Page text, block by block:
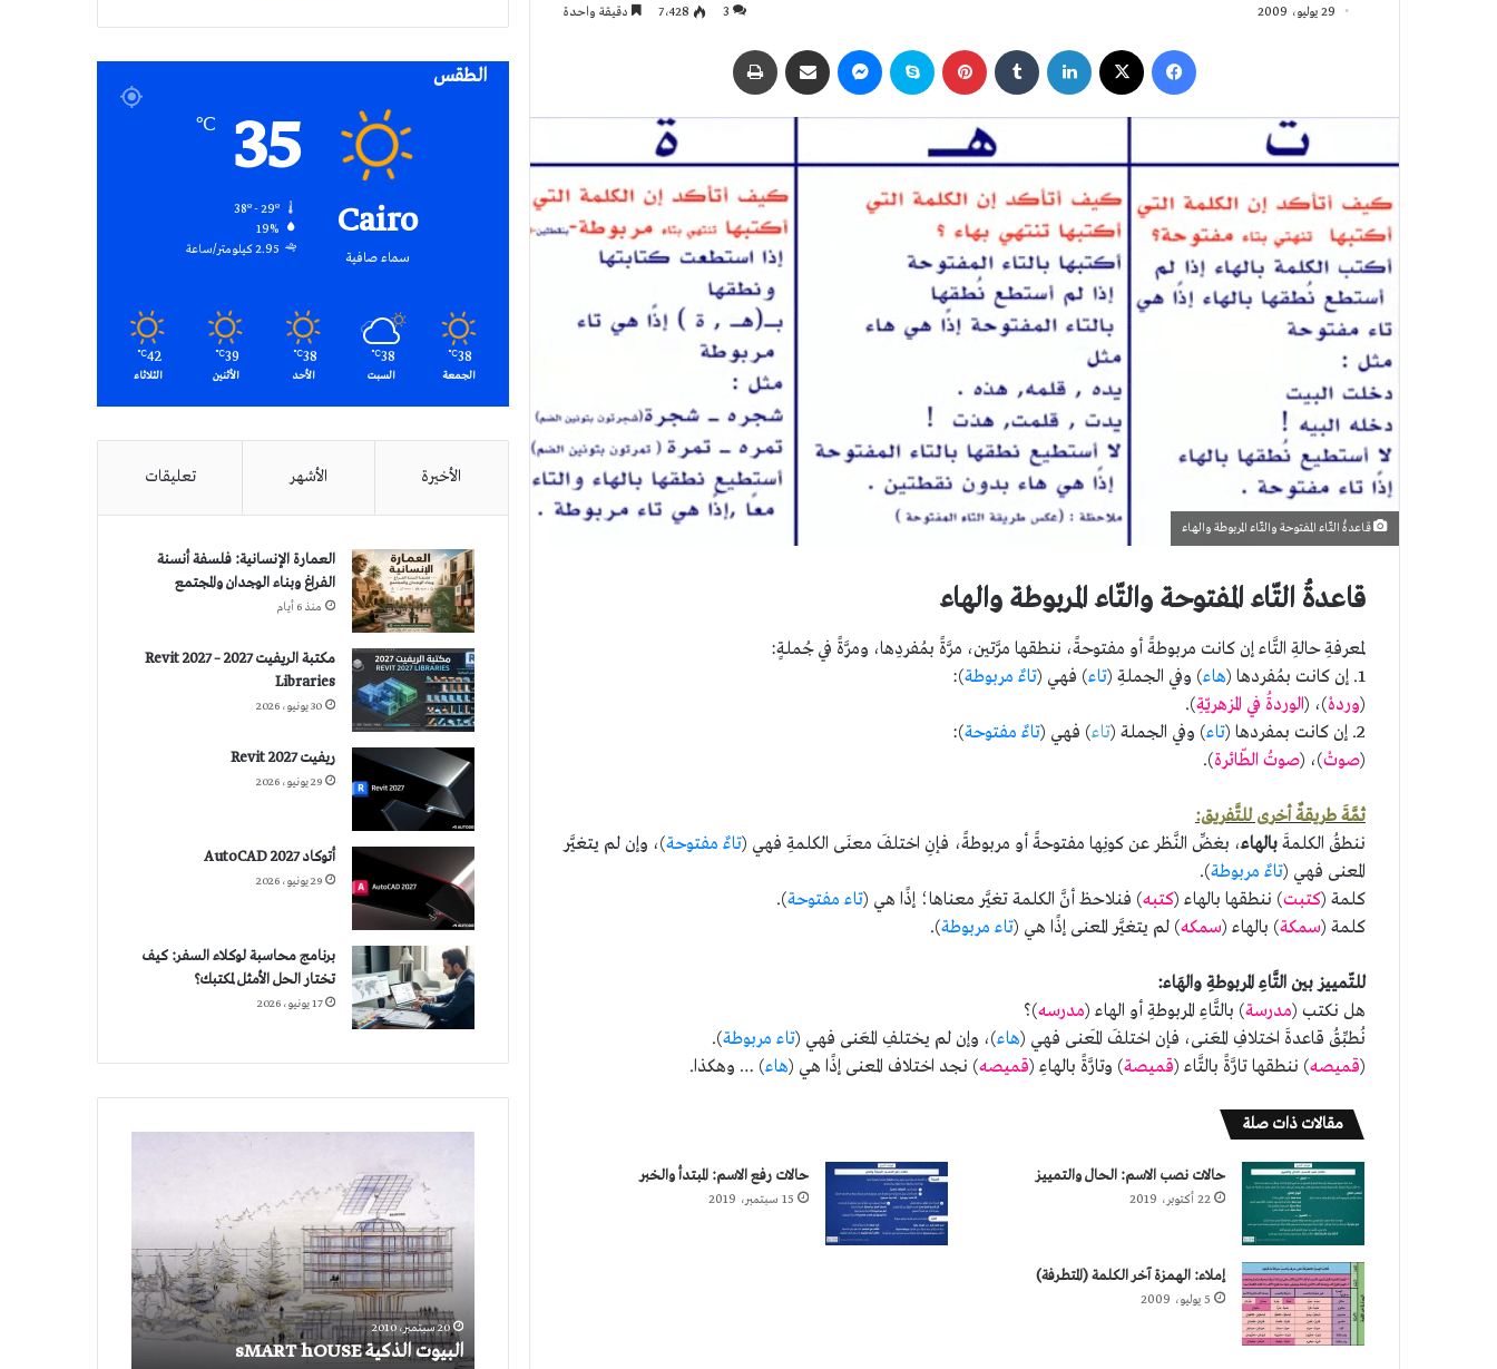
29 يوليو، 2009 3 7٬428 دقيقة واحدة
فيسبوك لينكدإن بينتيريست سكايب ماسنجر مشاركة عبر البريد
قاعدةُ التّاء المفتوحة والتّاء المربوطة والهاء
قاعدةُ التّاء المفتوحة والتّاء المربوطة والهاء
لمعرفةِ حالةِ التَّاء إن كانت مربوطةً أو مفتوحةً، ننطقها مرَّتين، مرَّةً بمُفردِها، ومرَّةً في جُملةٍ:
1. إن كانت بمُفردها (
هاء) وفي الجملةِ (تاء) فهي (تاءٌ مربوطة):
(وردهْ)، (الوردةُ في المزهريّةِ).
2. إن كانت بمفردها (
تاء) وفي الجملة (تاء) فهي (تاءٌ مفتوحة):
(صوتْ)، (صوتُ الطّائرة).
ثمَّةَ طريقةٌ أخرى للتَّفريق:
ننطقُ الكلمةَبالهاء، بغضِّ النَّظر عن كونِها مفتوحةً أو مربوطةً، فإنِ اختلفَ معنَى الكلمةِ فهي (تاءٌ مفتوحة)، وإن لم يتغيَّر
المعنى فهي (تاءٌ مربوطة).
كلمة (كتبت) ننطقها بالهاء (كتبه) فنلاحظ أنَّ الكلمة تغيَّر معناها؛ إذًا هي (تاء مفتوحة).
كلمة (سمكة) بالهاء (سمكه) لم يتغيَّر المعنى إذًا هي (تاء مربوطة).
للتّمييز بين التَّاءِ المربوطةِ والهَاء:
هل نكتب (مدرسة) بالتَّاءِ المربوطةِ أو الهاء (مدرسه)؟
نُطبِّقُ قاعدةَ اختلافِ المعَنى، فإن اختلفَ المَعنى فهي (هاء)، وإن لم يختلفِ المعَنى فهي (تاء مربوطة).
(قميصه) ننطقها تارَّةً بالتَّاء (قميصة) وتارَّةً بالهاءِ (قميصه) نجد اختلاف المعنى إذًا هي (هاء) … وهكذا.
مقالات ذات صلة
حالات نصب الاسم: الحال والتمييز
22 أكتوبر، 2019
حالات رفع الاسم: المبتدأ والخبر
15 سبتمبر، 2019
إملاء: الهمزة آخر الكلمة (المتطرفة)
5 يوليو، 2009
الطقس
Cairo
سماء صافية
35
℃
19%
2.95 كيلومتر/ساعة
38
℃
الجمعة
38
℃
السبت
38
℃
الأحد
39
℃
الأثنين
42
℃
الثلاثاء
الأخيرة الأشهر تعليقات
العمارة الإنسانية: فلسفة أنسنة
الفراغ وبناء الوجدان والمجتمع
منذ 6 أيام
مكتبة الريفيت 2027 – Revit 2027
Libraries
30 يونيو، 2026
ريفيت 2027 Revit
29 يونيو، 2026
أتوكاد 2027 AutoCAD
29 يونيو، 2026
برنامج محاسبة لوكلاء السفر: كيف
تختار الحل الأمثل لمكتبك؟
17 يونيو، 2026
hOUSE
20 سبتمبر، 2010
البيوت الذكية sMART hOUSE